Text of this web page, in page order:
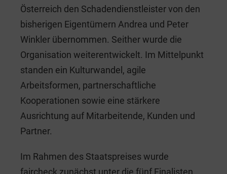
Österreich den Schadendienstleister von den
bisherigen Eigentümern Andrea und Peter
Winkler übernommen. Seither wurde die
Organisation weiterentwickelt. Im Mittelpunkt
standen ein Kulturwandel, agile
Arbeitsformen, partnerschaftliche
Kooperationen sowie eine stärkere
Ausrichtung auf Mitarbeitende, Kunden und
Partner.
Im Rahmen des Staatspreises wurde
faircheck zunächst unter die fünf Finalisten